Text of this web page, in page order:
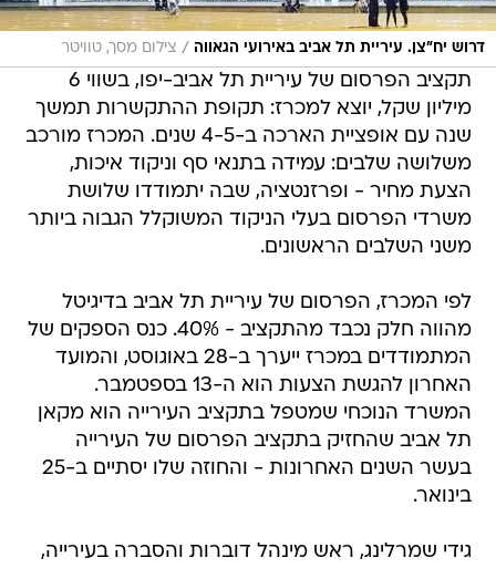
דרוש יח"צן. עיריית תל אביב באירועי הגאווה / צילום מסך, טוויטר
תקציב הפרסום של עיריית תל אביב-יפו, בשווי 6
מיליון שקל, יוצא למכרז: תקופת ההתקשרות תמשך
שנה עם אופציית הארכה ב-4-5 שנים. המכרז מורכב
משלושה שלבים: עמידה בתנאי סף וניקוד איכות,
הצעת מחיר - ופרזנטציה, שבה יתמודדו שלושת
משרדי הפרסום בעלי הניקוד המשוקלל הגבוה ביותר
משני השלבים הראשונים.
לפי המכרז, הפרסום של עיריית תל אביב בדיגיטל
מהווה חלק נכבד מהתקציב - 40%. כנס הספקים של
המתמודדים במכרז ייערך ב-28 באוגוסט, והמועד
האחרון להגשת הצעות הוא ה-13 בספטמבר.
המשרד הנוכחי שמטפל בתקציב העירייה הוא מקאן
תל אביב שהחזיק בתקציב הפרסום של העירייה
בעשר השנים האחרונות - והחוזה שלו יסתיים ב-25
בינואר.
גידי שמרלינג, ראש מינהל דוברות והסברה בעירייה,